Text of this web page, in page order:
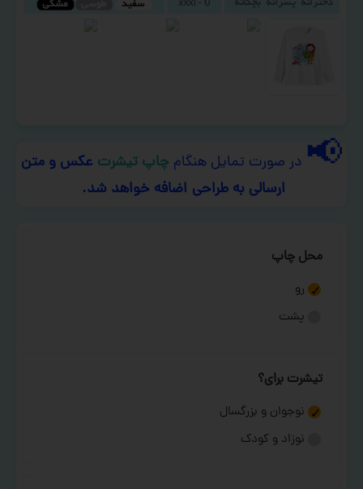
📢 در صورت تمایل هنگام چاپ تیشرت عکس و متن
ارسالی به طراحی اضافه خواهد شد.
محل چاپ
رو
پشت
تیشرت برای؟
نوجوان و بزرگسال
نوزاد و کودک